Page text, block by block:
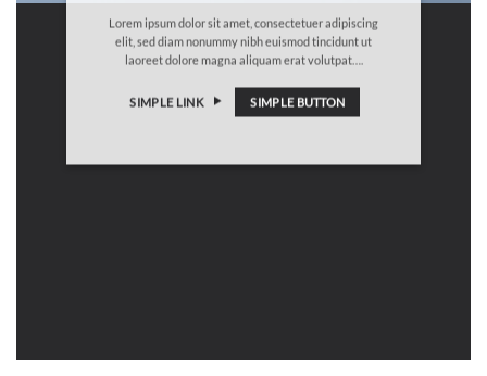
Lorem ipsum dolor sit amet, consectetuer adipiscing
elit, sed diam nonummy nibh euismod tincidunt ut
laoreet dolore magna aliquam erat volutpat….
SIMPLE LINK SIMPLE BUTTON